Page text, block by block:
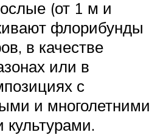
(от 1 м и
флорибунды
в качестве
или в
с
и многолетними